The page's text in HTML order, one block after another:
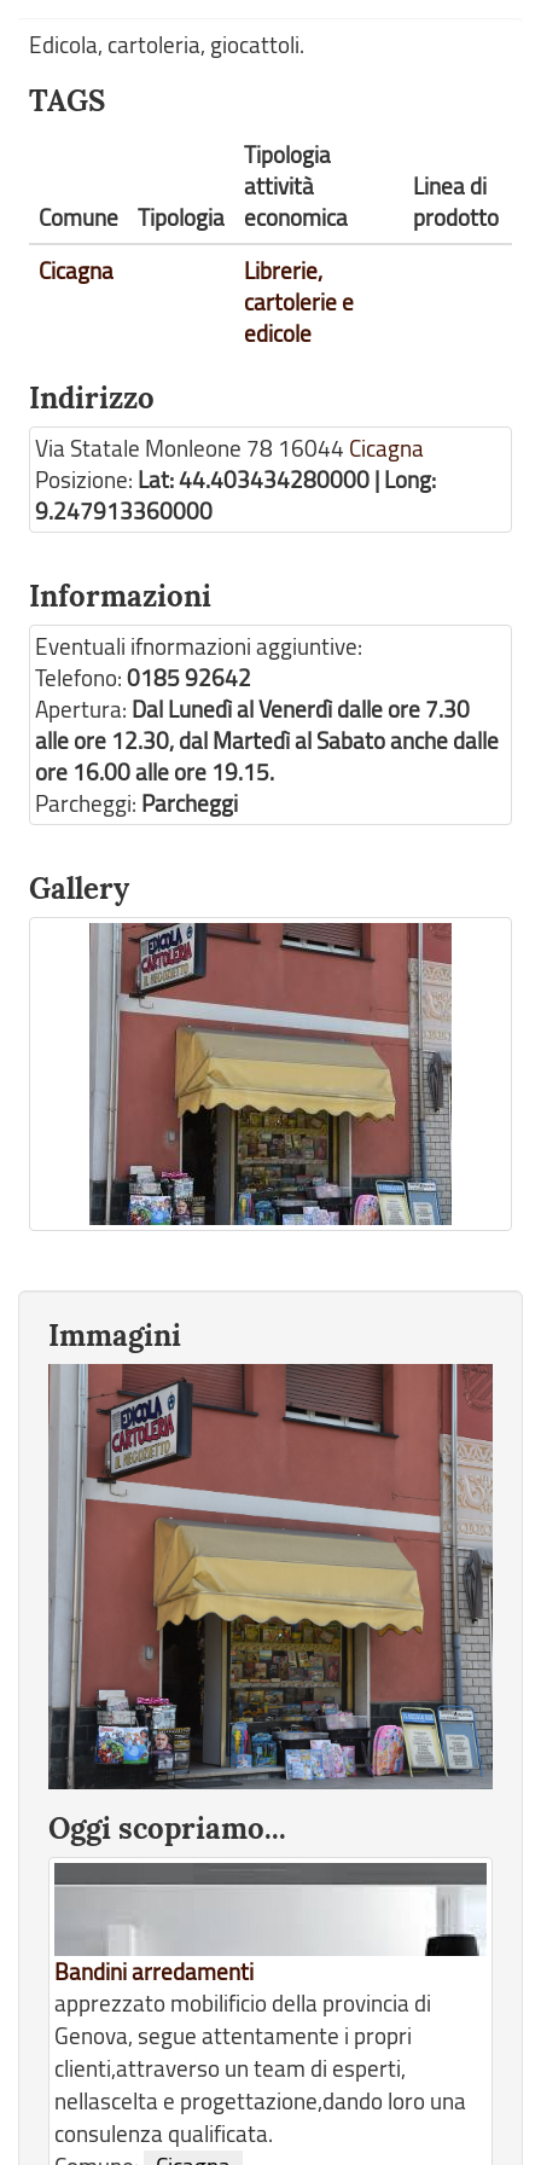
Edicola, cartoleria, giocattoli.
TAGS
Comune Tipologia
Tipologia
attività
economica
Linea di
prodotto
Cicagna
Librerie,
cartolerie e
edicole
Indirizzo
Via Statale Monleone 78 16044 Cicagna
Posizione: Lat: 44.403434280000 | Long:
9.247913360000
Informazioni
Eventuali ifnormazioni aggiuntive:
Telefono:0185 92642
Apertura: Dal Lunedì al Venerdì dalle ore 7.30
alle ore 12.30, dal Martedì al Sabato anche dalle
ore 16.00 alle ore 19.15.
Parcheggi: Parcheggi
Gallery
Immagini
Oggi scopriamo...
Bandini arredamenti
apprezzato mobilificio della provincia di
Genova, segue attentamente i propri
clienti,attraverso un team di esperti,
nellascelta e progettazione,dando loro una
consulenza qualificata.